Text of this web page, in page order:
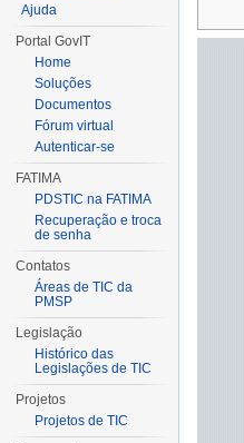
Ajuda
Portal GovIT
Home
Soluções
Documentos
Fórum virtual
Autenticar-se
FATIMA
PDSTIC na FATIMA
Recuperação e troca
de senha
Contatos
Áreas de TIC da
PMSP
Legislação
Histórico das
Legislações de TIC
Projetos
Projetos de TIC